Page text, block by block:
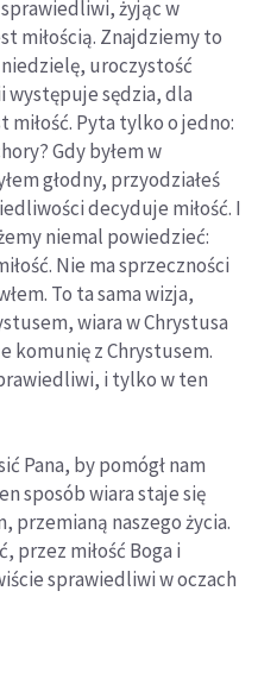
żyjąc w
miłością. Znajdziemy to
uroczystość
występuje sędzia, dla
Pyta tylko o jedno:
Gdy byłem w
głodny, przyodziałeś
decyduje miłość. I
niemal powiedzieć:
Nie ma sprzeczności
To ta sama wizja,
wiara w Chrystusa
komunię z Chrystusem.
i tylko w ten
Pana, by pomógł nam
sposób wiara staje się
przemianą naszego życia.
przez miłość Boga i
sprawiedliwi w oczach